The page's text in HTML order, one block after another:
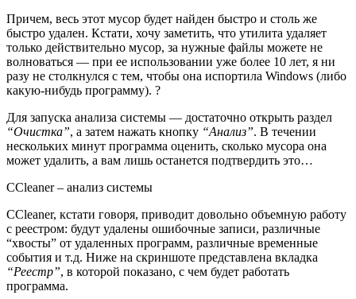
Причем, весь этот мусор будет найден быстро и столь же
быстро удален. Кстати, хочу заметить, что утилита удаляет
только действительно мусор, за нужные файлы можете не
волноваться — при ее использовании уже более 10 лет, я ни
разу не столкнулся с тем, чтобы она испортила Windows (либо
какую-нибудь программу). ?
Для запуска анализа системы — достаточно открыть раздел
“Очистка”, а затем нажать кнопку “Анализ”. В течении
нескольких минут программа оценить, сколько мусора она
может удалить, а вам лишь останется подтвердить это…
CCleaner – анализ системы
CCleaner, кстати говоря, приводит довольно объемную работу
с реестром: будут удалены ошибочные записи, различные
“хвосты” от удаленных программ, различные временные
события и т.д. Ниже на скриншоте представлена вкладка
“Реестр”, в которой показано, с чем будет работать
программа.